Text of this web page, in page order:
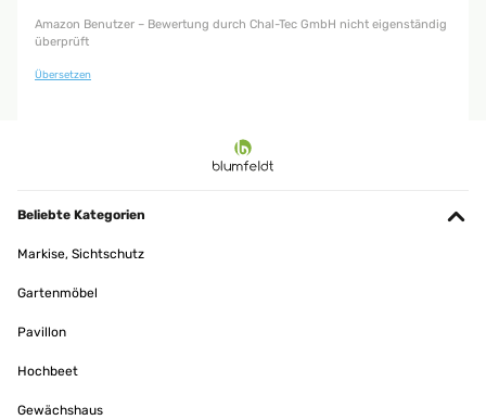
Amazon Benutzer – Bewertung durch Chal-Tec GmbH nicht eigenständig
überprüft
Übersetzen
Beliebte Kategorien
Markise, Sichtschutz
Gartenmöbel
Pavillon
Hochbeet
Gewächshaus